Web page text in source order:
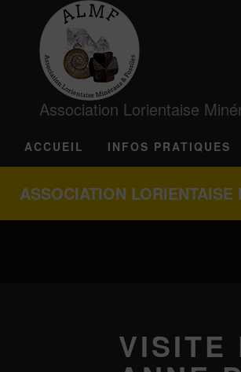
Association Lorientaise
ACCUEIL INFOS PRATIQUES
ASSOCIATION
VISITE